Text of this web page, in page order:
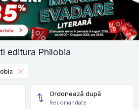
editura Philobia
Ordonează după
Recomandate